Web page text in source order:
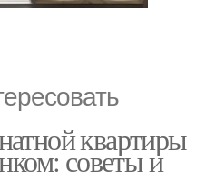
квартиры
советы и